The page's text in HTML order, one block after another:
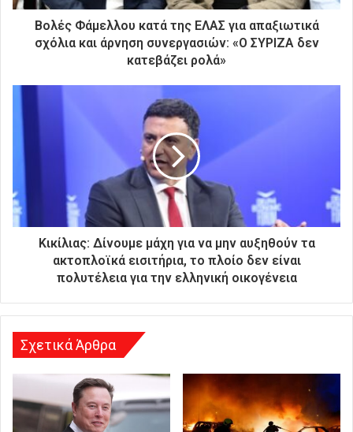
τ
ι
ε
η
Βολές Φάμελλου κατά της ΕΛΑΣ για απαξιωτικά
σχόλια και άρνηση συνεργασιών: «Ο ΣΥΡΙΖΑ δεν
κατεβάζει ρολά»
Κικίλιας: Δίνουμε μάχη για να μην αυξηθούν τα
ακτοπλοϊκά εισιτήρια, το πλοίο δεν είναι
πολυτέλεια για την ελληνική οικογένεια
Σχετικά Άρθρα